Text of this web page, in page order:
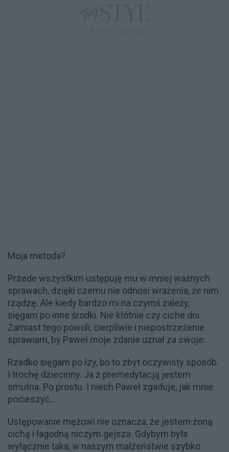
Moja metoda?
Przede wszystkim ustępuję mu w mniej ważnych
sprawach, dzięki czemu nie odnosi wrażenia, że nim
rządzę. Ale kiedy bardzo mi na czymś zależy,
sięgam po inne środki. Nie kłótnie czy ciche dni.
Zamiast tego powoli, cierpliwie i niepostrzeżenie
sprawiam, by Paweł moje zdanie uznał za swoje.
Rzadko sięgam po łzy, bo to zbyt oczywisty sposób.
I trochę dziecinny. Ja z premedytacją jestem
smutna. Po prostu. I niech Paweł zgaduje, jak mnie
pocieszyć…
Ustępowanie mężowi nie oznacza, że jestem żoną
cichą i łagodną niczym gejsza. Gdybym była
wyłącznie taka, w naszym małżeństwie szybko